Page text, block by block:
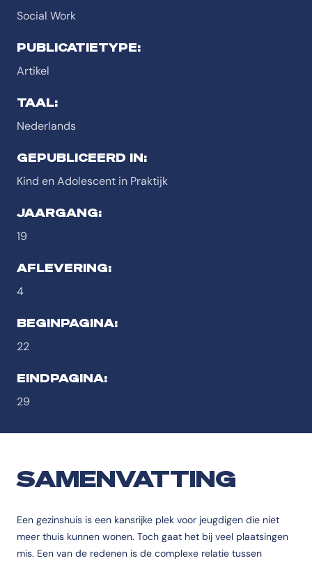
Social Work
PUBLICATIETYPE:
Artikel
TAAL:
Nederlands
GEPUBLICEERD IN:
Kind en Adolescent in Praktijk
JAARGANG:
19
AFLEVERING:
4
BEGINPAGINA:
22
EINDPAGINA:
29
SAMENVATTING
Een gezinshuis is een kansrijke plek voor jeugdigen die niet
meer thuis kunnen wonen. Toch gaat het bij veel plaatsingen
mis. Een van de redenen is de complexe relatie tussen